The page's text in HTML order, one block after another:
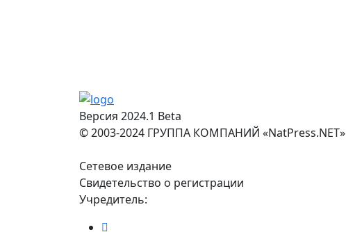
Версия 2024.1 Beta
© 2003-2024 ГРУППА КОМПАНИЙ «NatPress.NET»
Сетевое издание
Свидетельство о регистрации
Учредитель: